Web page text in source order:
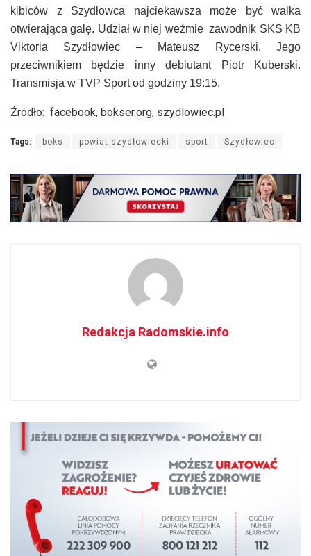
kibiców z Szydłowca najciekawsza może być walka
otwierająca galę. Udział w niej weźmie zawodnik SKS KB
Viktoria Szydłowiec – Mateusz Rycerski. Jego
przeciwnikiem będzie inny debiutant Piotr Kuberski.
Transmisja w TVP Sport od godziny 19:15.
Źródło: facebook, bokser.org, szydlowiec.pl
Tags: boks powiat szydłowiecki sport Szydłowiec
Redakcja Radomskie.info